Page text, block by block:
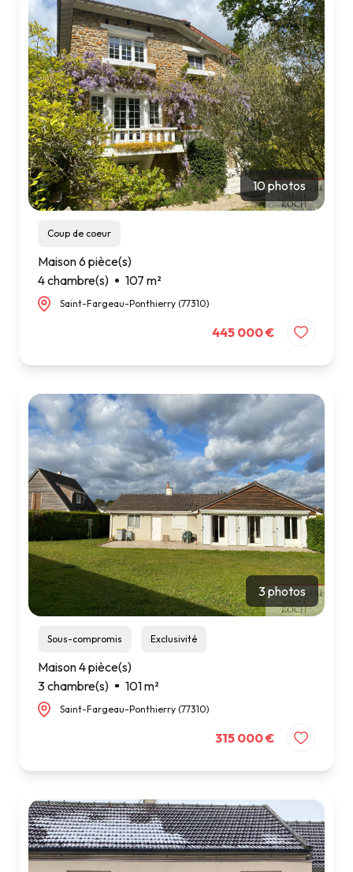
10 photos
Coup de coeur
Maison 6 pièce(s)
4 chambre(s)
107 m²
Saint-Fargeau-Ponthierry (77310)
445 000 €
3 photos
Sous-compromis Exclusivité
Maison 4 pièce(s)
3 chambre(s)
101 m²
Saint-Fargeau-Ponthierry (77310)
315 000 €